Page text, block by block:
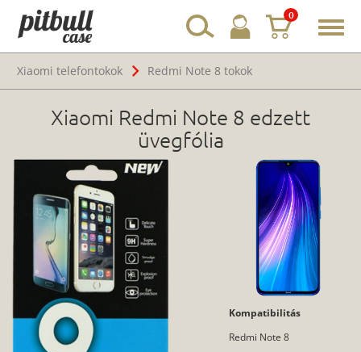
0
Xiaomi telefontokok
Redmi Note 8 tokok
Xiaomi Redmi Note 8 edzett
üvegfólia
Kompatibilitás
Redmi Note 8